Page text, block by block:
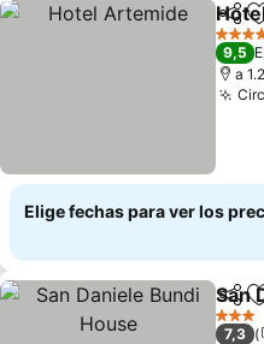
4
9,5
a
Elige fechas para ver los
San
3
7,3